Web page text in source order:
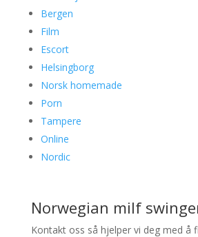
Bergen
Film
Escort
Helsingborg
Norsk homemade
Porn
Tampere
Online
Nordic
Norwegian milf
Kontakt oss så hjelper vi deg med å